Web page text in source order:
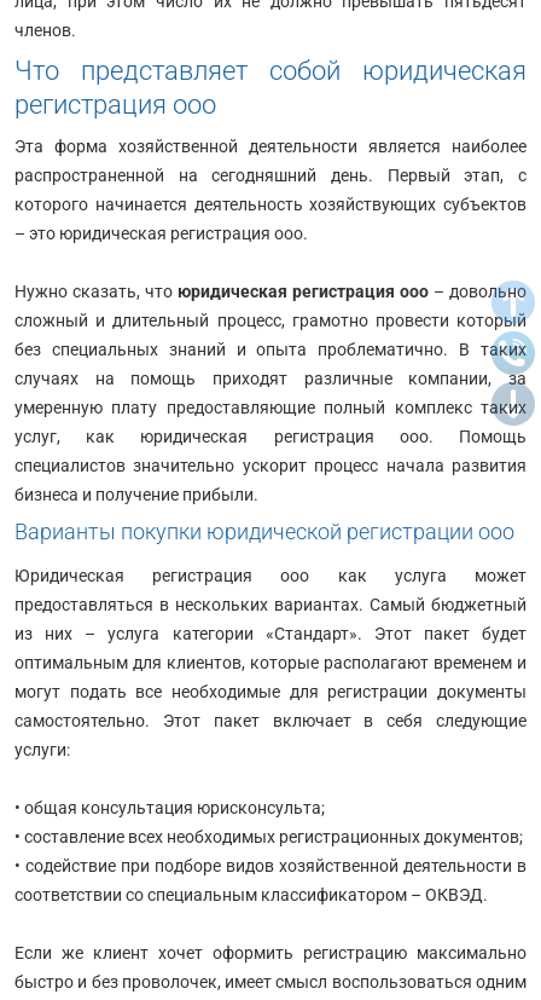
членов.
Что представляет собой юридическая
регистрация ооо
Эта форма хозяйственной деятельности является наиболее
распространенной на сегодняшний день. Первый этап, с
которого начинается деятельность хозяйствующих субъектов
– это юридическая регистрация ооо.
Нужно сказать, что юридическая регистрация ооо – довольно
сложный и длительный процесс, грамотно провести который
без специальных знаний и опыта проблематично. В таких
случаях на помощь приходят различные компании, за
умеренную плату предоставляющие полный комплекс таких
услуг, как юридическая регистрация ооо. Помощь
специалистов значительно ускорит процесс начала развития
бизнеса и получение прибыли.
Варианты покупки юридической регистрации ооо
Юридическая регистрация ооо как услуга может
предоставляться в нескольких вариантах. Самый бюджетный
из них – услуга категории «Стандарт». Этот пакет будет
оптимальным для клиентов, которые располагают временем и
могут подать все необходимые для регистрации документы
самостоятельно. Этот пакет включает в себя следующие
услуги:
• общая консультация юрисконсульта;
• составление всех необходимых регистрационных документов;
• содействие при подборе видов хозяйственной деятельности в
соответствии со специальным классификатором – ОКВЭД.
Если же клиент хочет оформить регистрацию максимально
быстро и без проволочек, имеет смысл воспользоваться одним